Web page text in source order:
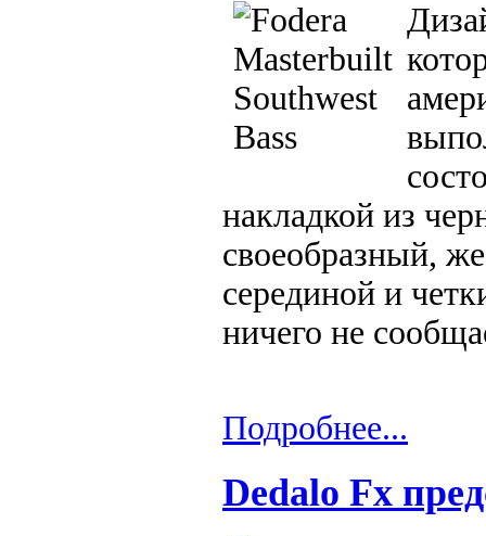
накладкой из
своеобразный,
серединой и
ничего не
Подробнее...
Dedalo Fx